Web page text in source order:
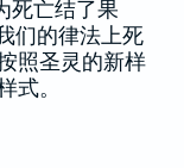
死亡结了果
们的律法上死
照圣灵的新样
式。